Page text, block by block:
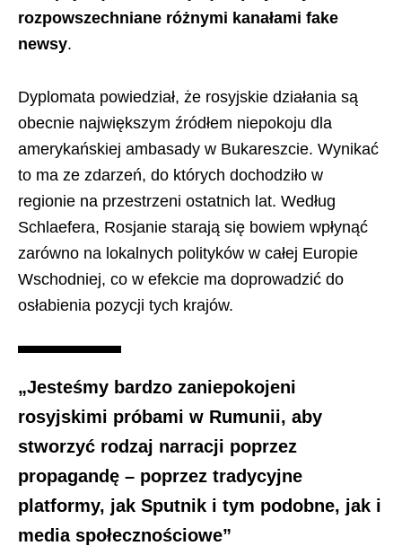
rozpowszechniane różnymi kanałami fake
newsy.
Dyplomata powiedział, że rosyjskie działania są
obecnie największym źródłem niepokoju dla
amerykańskiej ambasady w Bukareszcie. Wynikać
to ma ze zdarzeń, do których dochodziło w
regionie na przestrzeni ostatnich lat. Według
Schlaefera, Rosjanie starają się bowiem wpłynąć
zarówno na lokalnych polityków w całej Europie
Wschodniej, co w efekcie ma doprowadzić do
osłabienia pozycji tych krajów.
„Jesteśmy bardzo zaniepokojeni
rosyjskimi próbami w Rumunii, aby
stworzyć rodzaj narracji poprzez
propagandę – poprzez tradycyjne
platformy, jak Sputnik i tym podobne, jak i
media społecznościowe”